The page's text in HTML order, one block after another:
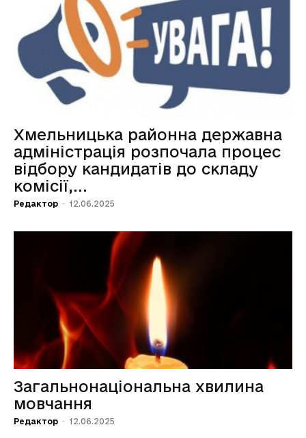
Хмельницька районна державна
адміністрація розпочала процес
відбору кандидатів до складу
комісії,...
Редактор - 12.06.2025
Загальнонаціональна хвилина
мовчання
Редактор - 12.06.2025